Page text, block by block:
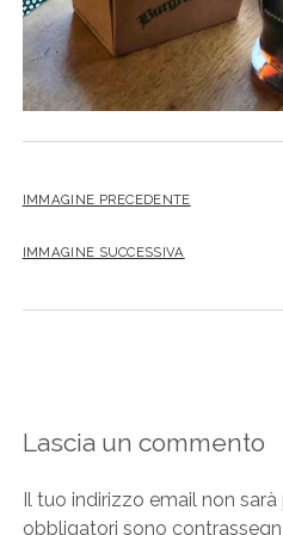
IMMAGINE PRECEDENTE
IMMAGINE SUCCESSIVA
Lascia un commento
Il tuo indirizzo email non
obbligatori sono